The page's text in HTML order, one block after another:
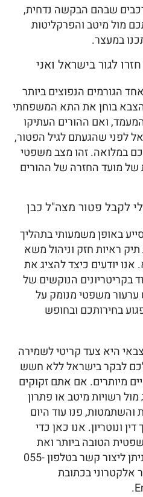
שבהם הבקשה נדחית,
מול מיטב והפרקליטות
במעצר.
לגור בישראל ואני
הגורמים הנפוצים ביותר
הצבא בוחן את התא המשפחתי
ואם ההורים העתיקו
לפני שהגעתם לגיל הפטור,
במלואה. זהו מצב משפטי
של מועד החזרה של ההורים
לקבל פטור מצה"ל כבן
באופן משמעותי בתהליך
ראיות חזק וניהול משא
אנו יודעים כיצד להציג את
בקריטריונים הנוקשים של
ערעור משפטי מנומק על
בחירותכם ובחופש
היא צעד קריטי לשמירה
לבקר בישראל ללא חשש
מיותרים. אם אתם זקוקים
מול רשויות מיטב או פתרון
והשתמטות, פנו עוד היום
ונוטריון. אנו כאן כדי
הטובה ביותר ואת
השקט הנפשי המגיע לכם. ניתן ליצור קשר בטלפון 055-
אלקטרוני בכתובת